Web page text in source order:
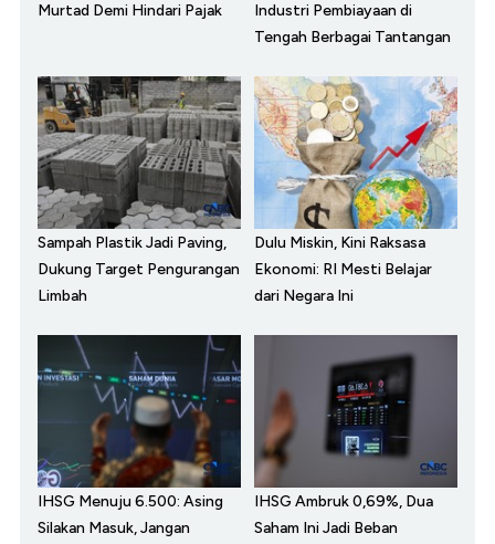
Murtad Demi Hindari Pajak
Industri Pembiayaan di
Tengah Berbagai Tantangan
Sampah Plastik Jadi Paving,
Dukung Target Pengurangan
Limbah
Dulu Miskin, Kini Raksasa
Ekonomi: RI Mesti Belajar
dari Negara Ini
IHSG Menuju 6.500: Asing
Silakan Masuk, Jangan
IHSG Ambruk 0,69%, Dua
Saham Ini Jadi Beban